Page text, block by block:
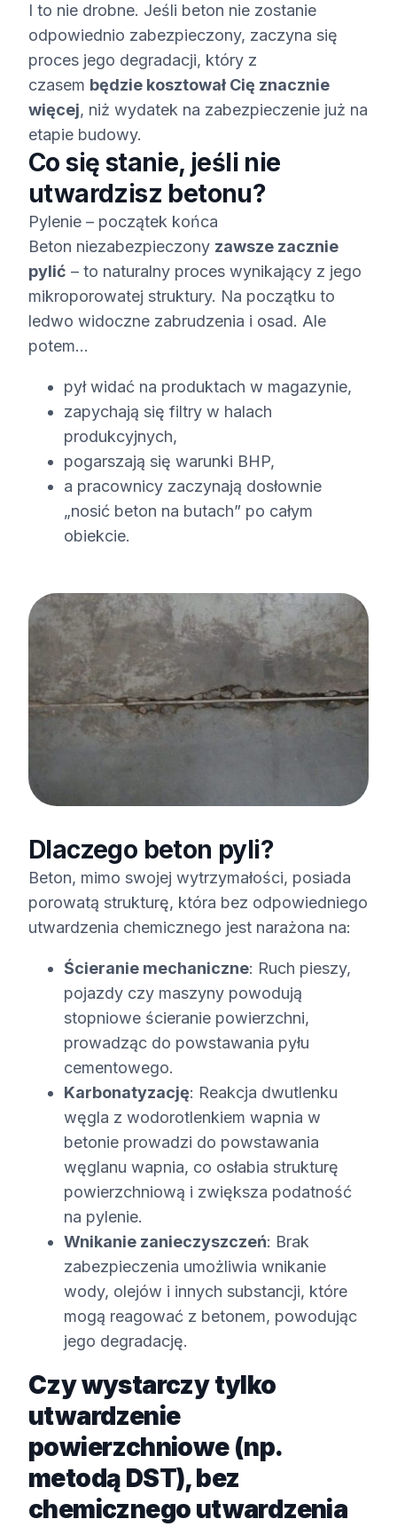
I to nie drobne. Jeśli beton nie zostanie
odpowiednio zabezpieczony, zaczyna się
proces jego degradacji, który z
czasem będzie kosztował Cię znacznie
więcej, niż wydatek na zabezpieczenie już na
etapie budowy.
Co się stanie, jeśli nie
utwardzisz betonu?
Pylenie – początek końca
Beton niezabezpieczony zawsze zacznie
pylić – to naturalny proces wynikający z jego
mikroporowatej struktury. Na początku to
ledwo widoczne zabrudzenia i osad. Ale
potem...
pył widać na produktach w magazynie,
zapychają się filtry w halach
produkcyjnych,
pogarszają się warunki BHP,
a pracownicy zaczynają dosłownie
„nosić beton na butach” po całym
obiekcie.
Dlaczego beton pyli?
Beton, mimo swojej wytrzymałości, posiada
porowatą strukturę, która bez odpowiedniego
utwardzenia chemicznego jest narażona na:
Ścieranie mechaniczne: Ruch pieszy,
pojazdy czy maszyny powodują
stopniowe ścieranie powierzchni,
prowadząc do powstawania pyłu
cementowego.
Karbonatyzację: Reakcja dwutlenku
węgla z wodorotlenkiem wapnia w
betonie prowadzi do powstawania
węglanu wapnia, co osłabia strukturę
powierzchniową i zwiększa podatność
na pylenie.
Wnikanie zanieczyszczeń: Brak
zabezpieczenia umożliwia wnikanie
wody, olejów i innych substancji, które
mogą reagować z betonem, powodując
jego degradację.
Czy wystarczy tylko
utwardzenie
powierzchniowe (np.
metodą DST), bez
chemicznego utwardzenia